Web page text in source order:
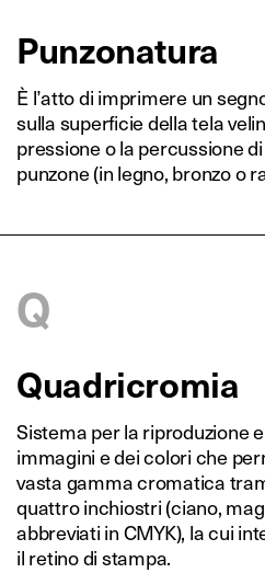
Punzonatura
È l’atto di imprimere un
sulla superficie della tela
pressione o la percussione
punzone (in legno, bronzo o
Q
Quadricromia
Sistema per la riproduzione
immagini e dei colori che
vasta gamma cromatica
quattro inchiostri (ciano,
abbreviati in CMYK), la cui
il retino di stampa.